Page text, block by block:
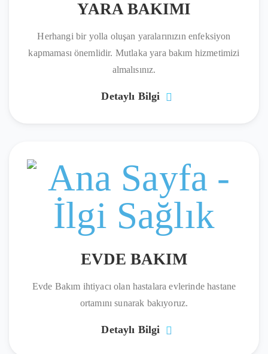
YARA BAKIMI
Herhangi bir yolla oluşan yaralarınızın enfeksiyon
kapmaması önemlidir. Mutlaka yara bakım hizmetimizi
almalısınız.
Detaylı Bilgi
EVDE BAKIM
Evde Bakım ihtiyacı olan hastalara evlerinde hastane
ortamını sunarak bakıyoruz.
Detaylı Bilgi